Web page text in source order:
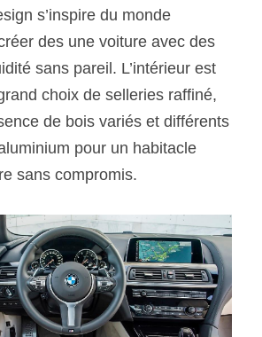
s’inspire du monde
des une voiture avec des
sans pareil. L’intérieur est
choix de selleries raffiné,
de bois variés et différents
pour un habitacle
sans compromis.